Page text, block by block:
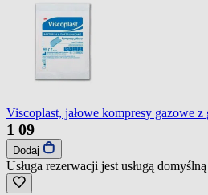
Viscoplast, jałowe kompresy gazowe
1 09
Dodaj
Usługa rezerwacji jest usługą domyślną